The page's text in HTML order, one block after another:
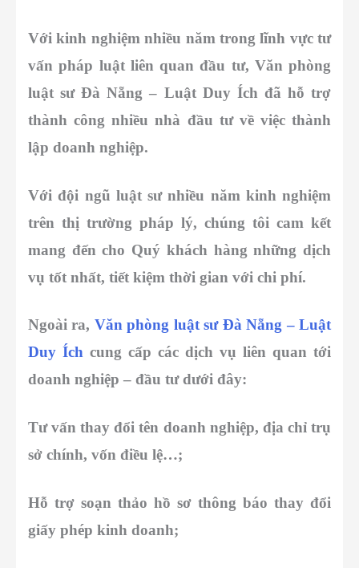
Với kinh nghiệm nhiều năm trong lĩnh vực tư
vấn pháp luật liên quan đầu tư, Văn phòng
luật sư Đà Nẵng – Luật Duy Ích đã hỗ trợ
thành công nhiều nhà đầu tư về việc thành
lập doanh nghiệp.
Với đội ngũ luật sư nhiều năm kinh nghiệm
trên thị trường pháp lý, chúng tôi cam kết
mang đến cho Quý khách hàng những dịch
vụ tốt nhất, tiết kiệm thời gian với chi phí.
Ngoài ra, Văn phòng luật sư Đà Nẵng – Luật
Duy Ích cung cấp các dịch vụ liên quan tới
doanh nghiệp – đầu tư dưới đây:
Tư vấn thay đổi tên doanh nghiệp, địa chỉ trụ
sở chính, vốn điều lệ…;
Hỗ trợ soạn thảo hồ sơ thông báo thay đổi
giấy phép kinh doanh;